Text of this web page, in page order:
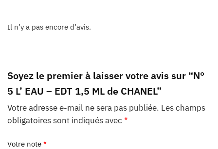
Il n’y a pas encore d’avis.
Soyez le premier à laisser votre avis sur “N°
5 L’ EAU – EDT 1,5 ML de CHANEL”
Votre adresse e-mail ne sera pas publiée. Les champs
obligatoires sont indiqués avec *
Votre note *